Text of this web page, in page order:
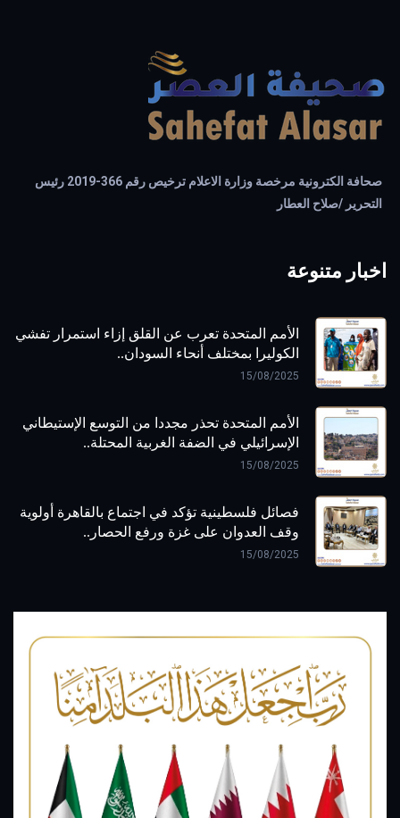
صحافة الكترونية مرخصة وزارة الاعلام ترخيص رقم 366-2019 رئيس
التحرير /صلاح العطار
اخبار متنوعة
الأمم المتحدة تعرب عن القلق إزاء استمرار تفشي
الكوليرا بمختلف أنحاء السودان..
15/08/2025
الأمم المتحدة تحذر مجددا من التوسع الإستيطاني
الإسرائيلي في الضفة الغربية المحتلة..
15/08/2025
فصائل فلسطينية تؤكد في اجتماع بالقاهرة أولوية
وقف العدوان على غزة ورفع الحصار..
15/08/2025